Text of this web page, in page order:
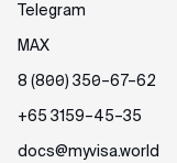
Telegram
MAX
8 (800) 350–67–62
+65 3159–45–35
docs@myvisa.world